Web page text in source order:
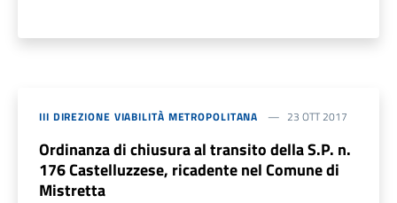
III DIREZIONE VIABILITÀ METROPOLITANA 23 OTT 2017
Ordinanza di chiusura al transito della S.P. n.
176 Castelluzzese, ricadente nel Comune di
Mistretta